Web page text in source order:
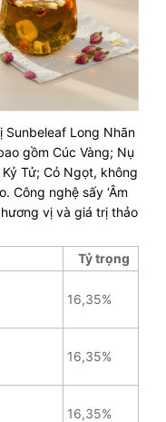
Sunbeleaf Long Nhãn
gồm Cúc Vàng; Nụ
Tử; Cỏ Ngọt, không
Công nghệ sấy ‘Âm
hương vị và giá trị thảo
Tỷ trọng
16,35%
16,35%
16,35%